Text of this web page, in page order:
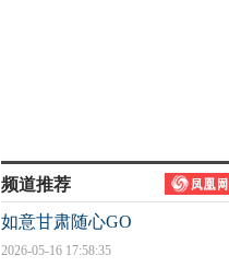
频道推荐
如意甘肃随心GO
2026-05-16 17:58:35